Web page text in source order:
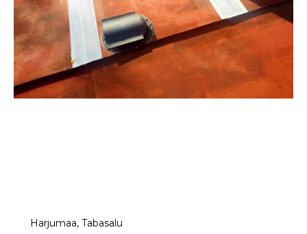
Harjumaa, Tabasalu